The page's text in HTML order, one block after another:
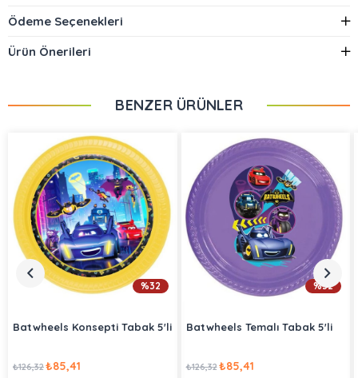
Ödeme Seçenekleri
Ürün Önerileri
BENZER ÜRÜNLER
Batwheels Konsepti Tabak 5'li
₺85,41
₺126,32
%32
Batwheels Temalı Tabak 5'li
₺85,41
₺126,32
%32